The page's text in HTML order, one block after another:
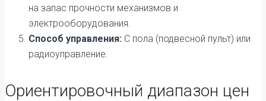
на запас прочности механизмов и
электрооборудования.
Способ управления: С пола (подвесной пульт) или
радиоуправление.
Ориентировочный диапазон цен